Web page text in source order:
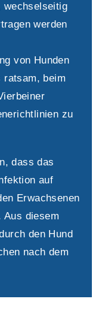
wechselseitig
werden
von Hunden
ratsam, beim
zu
dass das
auf
Erwachsenen
Aus diesem
den Hund
nach dem